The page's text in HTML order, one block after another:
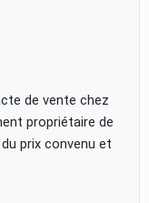
de vente chez
propriétaire de
prix convenu et